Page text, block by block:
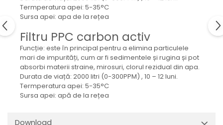
Termperatura apei: 5-35°C
Sursa apei: apa de la rețea
Filtru PPC carbon activ
Funcție: este în principal pentru a elimina particulele
mari de impurități, cum ar fi sedimentele și rugina și pot
absorbi materii straine, mirosuri, clorul rezidual din apa.
Durata de viață: 2000 litri (0-300PPM) , 10 – 12 luni.
Termperatura apei: 5-35°C
Sursa apei: apă de la rețea
Download